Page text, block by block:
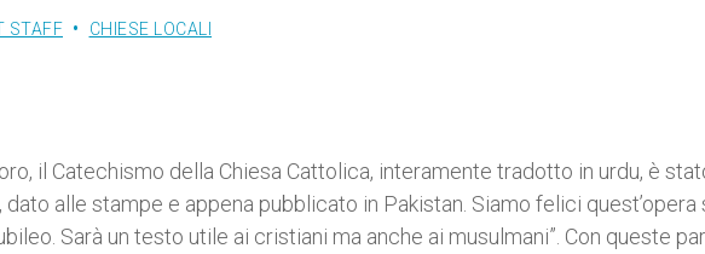
STAFF CHIESE LOCALI
il Catechismo della Chiesa Cattolica, interamente tradotto in urdu, è
alle stampe e appena pubblicato in Pakistan. Siamo felici quest’opera
Sarà un testo utile ai cristiani ma anche ai musulmani”. Con queste